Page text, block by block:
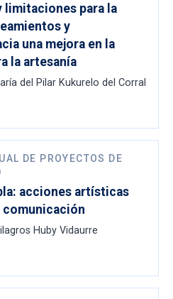
limitaciones para la
y
una mejora en la
la artesanía
del Pilar Kukurelo del Corral
DE PROYECTOS DE
acciones artísticas
comunicación
Huby Vidaurre